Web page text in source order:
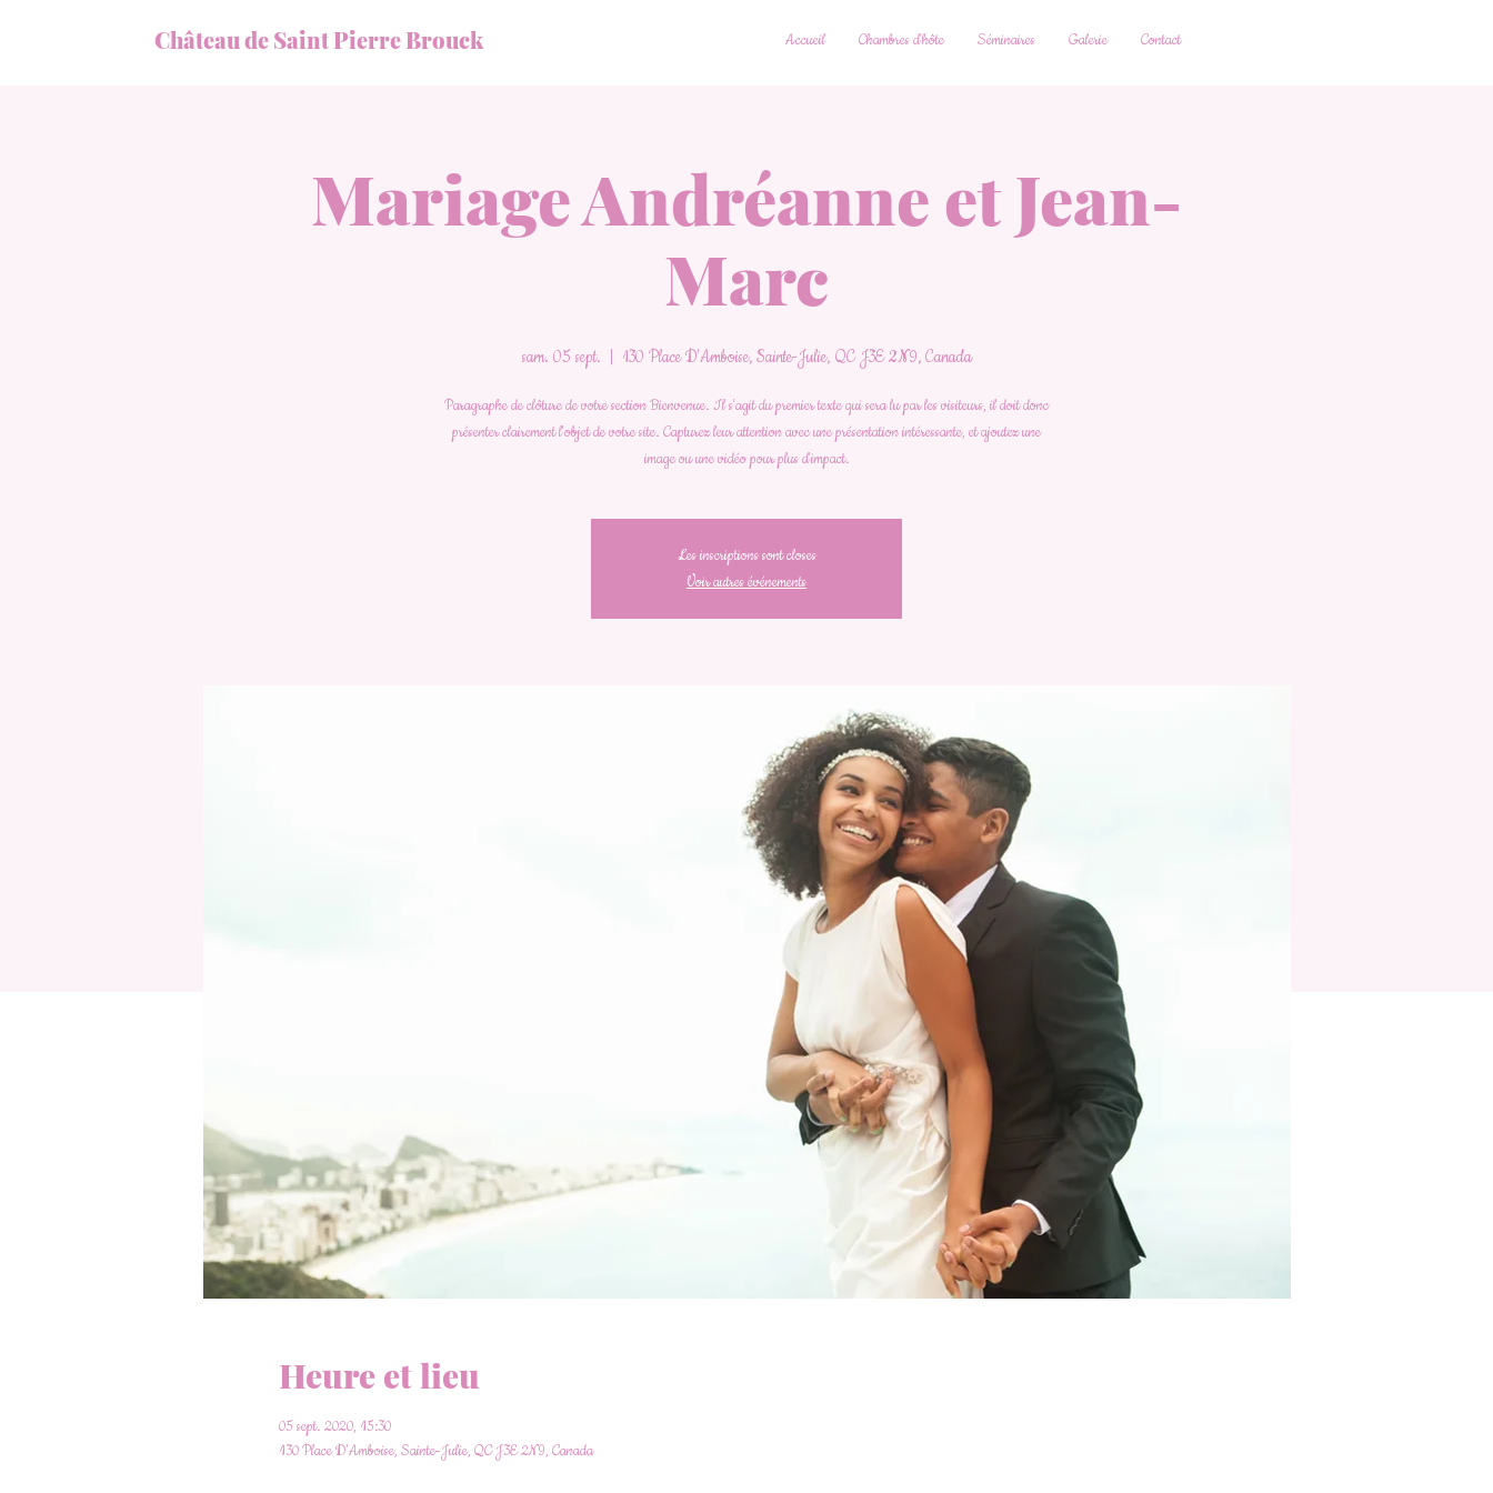
Château de Saint Pierre Brouck Accueil Chambres d'hôte Séminaires Galerie Contact
Mariage Andréanne et Jean-
Marc
sam. 05 sept. 130 Place D'Amboise, Sainte-Julie, QC J3E 2N9, Canada
Paragraphe de clôture de votre section Bienvenue. Il s'agit du premier texte qui sera lu par les visiteurs, il doit donc
présenter clairement l'objet de votre site. Capturez leur attention avec une présentation intéressante, et ajoutez une
image ou une vidéo pour plus d'impact.
Les inscriptions sont closes
Voir autres événements
Heure et lieu
05 sept. 2020, 15:30
130 Place D'Amboise, Sainte-Julie, QC J3E 2N9, Canada